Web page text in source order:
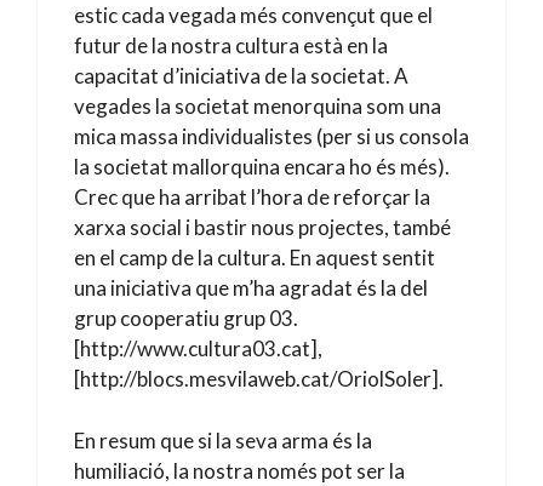
estic cada vegada més convençut que el
futur de la nostra cultura està en la
capacitat d’iniciativa de la societat. A
vegades la societat menorquina som una
mica massa individualistes (per si us consola
la societat mallorquina encara ho és més).
Crec que ha arribat l’hora de reforçar la
xarxa social i bastir nous projectes, també
en el camp de la cultura. En aquest sentit
una iniciativa que m’ha agradat és la del
grup cooperatiu grup 03.
[http://www.cultura03.cat],
[http://blocs.mesvilaweb.cat/OriolSoler].
En resum que si la seva arma és la
humiliació, la nostra només pot ser la